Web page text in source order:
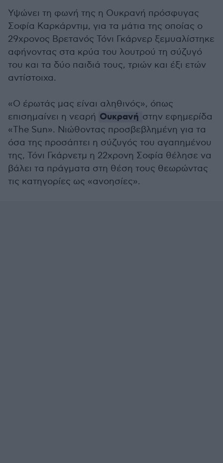
Υψώνει τη φωνή της η Ουκρανή πρόσφυγας
Σοφία Καρκάρντιμ, για τα μάτια της οποίας ο
29χρονος Βρετανός Τόνι Γκάρνερ ξεμυαλίστηκε
αφήνοντας στα κρύα του λουτρού τη σύζυγό
του και τα δύο παιδιά τους, τριών και έξι ετών
αντίστοιχα.
«Ο έρωτάς μας είναι αληθινός», όπως
επισημαίνει η νεαρή Ουκρανή στην εφημερίδα
«The Sun». Νιώθοντας προσβεβλημένη για τα
όσα της προσάπτει η σύζυγός του αγαπημένου
της, Τόνι Γκάρνετμ η 22χρονη Σοφία θέλησε να
βάλει τα πράγματα στη θέση τους θεωρώντας
τις κατηγορίες ως «ανοησίες».